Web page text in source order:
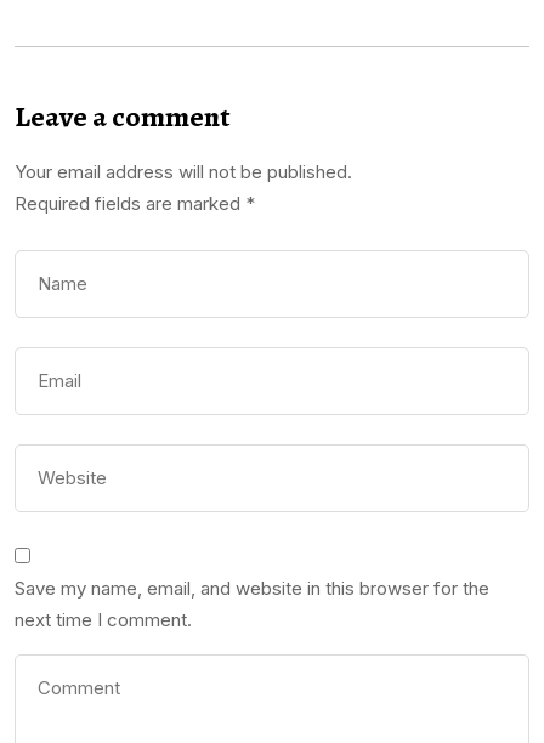
Leave a comment
Your email address will not be published.
Required fields are marked *
Save my name, email, and website in this browser for the
next time I comment.